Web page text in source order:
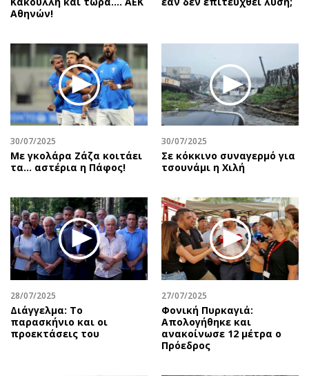
Αθηνών!
30/07/2025
Με γκολάρα Ζάζα κοιτάει
τα... αστέρια η Πάφος!
30/07/2025
Σε κόκκινο συναγερμό για
τσουνάμι η Χιλή
28/07/2025
Διάγγελμα: Το
παρασκήνιο και οι
προεκτάσεις του
27/07/2025
Φονική Πυρκαγιά:
Απολογήθηκε και
ανακοίνωσε 12 μέτρα ο
Πρόεδρος